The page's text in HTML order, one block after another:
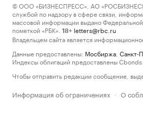
© ООО «БИЗНЕСПРЕСС», АО
службой по надзору в сфере связи,
массовой информации выдано
пометкой «РБК».
18+ letters@rbc.ru
Владельцем сайта является
Данные предоставлены: Мосбиржа Санкт-
Индексы облигаций предоставлены Cbonds.
Чтобы отправить редакции сообщение,
Информация об ограничениях · О